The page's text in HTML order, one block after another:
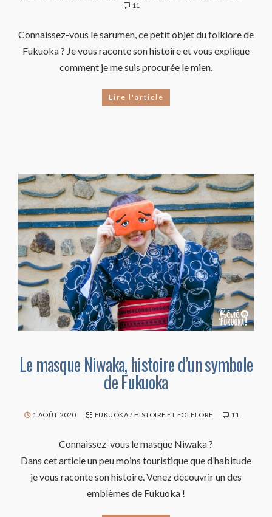
11
Connaissez-vous le sarumen, ce petit objet du folklore de
Fukuoka ? Je vous raconte son histoire et vous explique
comment je me suis procurée le mien.
Lire l'article
Le masque Niwaka, histoire d’un symbole
de Fukuoka
1 AOÛT 2020 FUKUOKA / HISTOIRE ET FOLFLORE 11
Connaissez-vous le masque Niwaka ?
Dans cet article un peu moins touristique que d’habitude
je vous raconte son histoire. Venez découvrir un des
emblèmes de Fukuoka !